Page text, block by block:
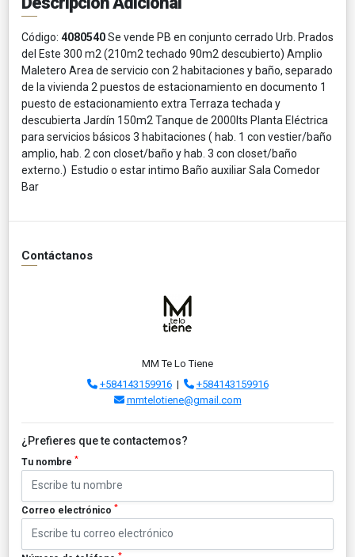
Código: 4080540Se vende PB en conjunto cerrado Urb. Prados
del Este 300 m2 (210m2 techado 90m2 descubierto) Amplio
Maletero Area de servicio con 2 habitaciones y baño, separado
de la vivienda 2 puestos de estacionamiento en documento 1
puesto de estacionamiento extra Terraza techada y
descubierta Jardín 150m2 Tanque de 2000lts Planta Eléctrica
para servicios básicos 3 habitaciones ( hab. 1 con vestier/baño
amplio, hab. 2 con closet/baño y hab. 3 con closet/baño
externo.) Estudio o estar intimo Baño auxiliar Sala Comedor
Bar
Contáctanos
MM Te Lo Tiene
+584143159916|
+584143159916
mmtelotiene@gmail.com
¿Prefieres que te contactemos?
Tu nombre *
Correo electrónico *